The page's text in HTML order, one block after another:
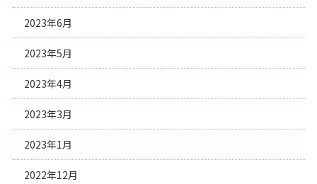
2023年6月
2023年5月
2023年4月
2023年3月
2023年1月
2022年12月